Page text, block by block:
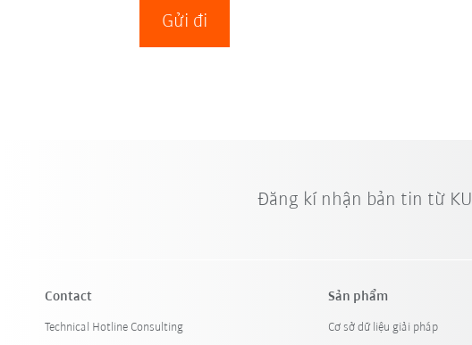
Gửi đi
Đăng kí nhận bản tin từ
Contact
Technical Hotline Consulting
Sản phẩm
Cơ sở dữ liệu giải pháp